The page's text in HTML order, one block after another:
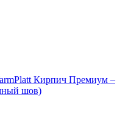
Кирпич Премиум –
шов)